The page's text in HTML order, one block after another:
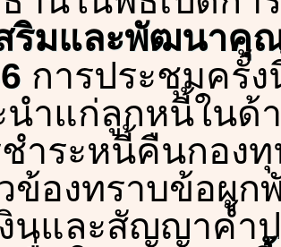
ริมและพัฒนาคุ
การประชุมครั้
ำแก่ลูกหนี้ในด้
ำระหนี้คืนกอง
วข้องทราบข้อผู
นและสัญญาค้ำ